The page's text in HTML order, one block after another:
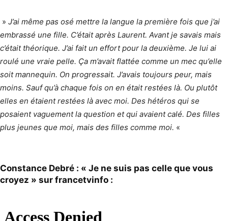
» J’ai même pas osé mettre la langue la première fois que j’ai
embrassé une fille. C’était après Laurent. Avant je savais mais
c’était théorique. J’ai fait un effort pour la deuxième. Je lui ai
roulé une vraie pelle. Ça m’avait flattée comme un mec qu’elle
soit mannequin. On progressait. J’avais toujours peur, mais
moins. Sauf qu’à chaque fois on en était restées là. Ou plutôt
elles en étaient restées là avec moi. Des hétéros qui se
posaient vaguement la question et qui avaient calé. Des filles
plus jeunes que moi, mais des filles comme moi. «
Constance Debré : « Je ne suis pas celle que vous
croyez » sur francetvinfo :